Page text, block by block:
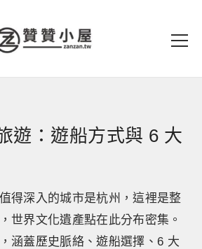
遊：遊船方式與 6 大
得深入的城市是杭州，這裡是整
世界文化遺產點在此分布密集。
涵蓋歷史脈絡、遊船選擇、6 大